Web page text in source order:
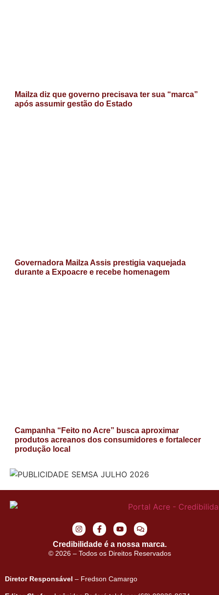
Mailza diz que governo precisava ter sua “marca”
após assumir gestão do Estado
Governadora Mailza Assis prestigia vaquejada
durante a Expoacre e recebe homenagem
Campanha “Feito no Acre” busca aproximar
produtos acreanos dos consumidores e fortalecer
produção local
Credibilidade é a nossa marca.
© 2026 – Todos os Direitos Reservados
Diretor Responsável – Fredson Camargo